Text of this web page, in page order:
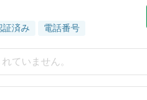
証済み 電話番号
ていません。